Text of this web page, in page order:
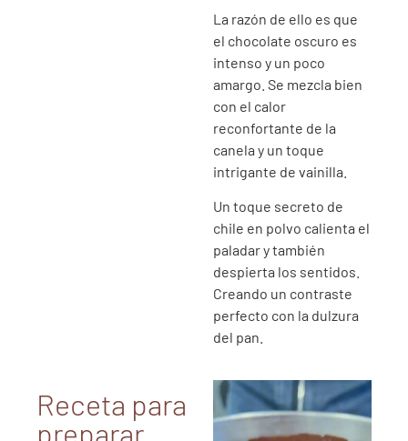
La razón de ello es que
el chocolate oscuro es
intenso y un poco
amargo. Se mezcla bien
con el calor
reconfortante de la
canela y un toque
intrigante de vainilla.
Un toque secreto de
chile en polvo calienta el
paladar y también
despierta los sentidos.
Creando un contraste
perfecto con la dulzura
del pan.
Receta para
preparar